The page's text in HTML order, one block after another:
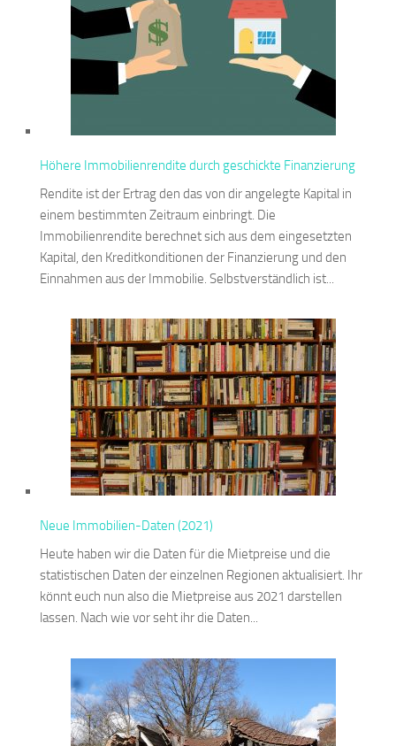
Höhere Immobilienrendite durch geschickte Finanzierung
Rendite ist der Ertrag den das von dir angelegte Kapital in
einem bestimmten Zeitraum einbringt. Die
Immobilienrendite berechnet sich aus dem eingesetzten
Kapital, den Kreditkonditionen der Finanzierung und den
Einnahmen aus der Immobilie. Selbstverständlich ist...
Neue Immobilien-Daten (2021)
Heute haben wir die Daten für die Mietpreise und die
statistischen Daten der einzelnen Regionen aktualisiert. Ihr
könnt euch nun also die Mietpreise aus 2021 darstellen
lassen. Nach wie vor seht ihr die Daten...